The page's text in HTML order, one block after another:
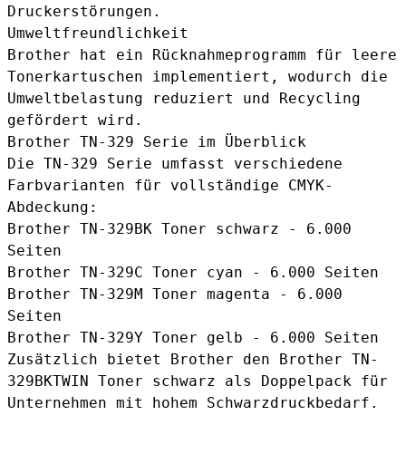
Druckerstörungen.
Umweltfreundlichkeit
Brother hat ein Rücknahmeprogramm für leere
Tonerkartuschen implementiert, wodurch die
Umweltbelastung reduziert und Recycling
gefördert wird.
Brother TN-329 Serie im Überblick
Die TN-329 Serie umfasst verschiedene
Farbvarianten für vollständige CMYK-
Abdeckung:
Brother TN-329BK Toner schwarz - 6.000
Seiten
Brother TN-329C Toner cyan - 6.000 Seiten
Brother TN-329M Toner magenta - 6.000
Seiten
Brother TN-329Y Toner gelb - 6.000 Seiten
Zusätzlich bietet Brother den
Brother TN-
329BKTWIN Toner schwarz als Doppelpack für
Unternehmen mit hohem Schwarzdruckbedarf.